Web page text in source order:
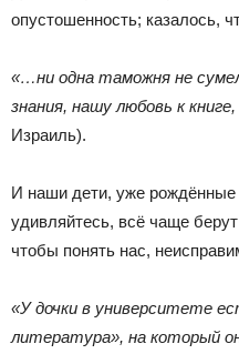
опустошенность; казалось,
«…ни одна таможня не
знания, нашу любовь к
Израиль).
И наши дети, уже рождённые
удивляйтесь, всё чаще
чтобы понять нас,
«У дочки в университете
литература», на который